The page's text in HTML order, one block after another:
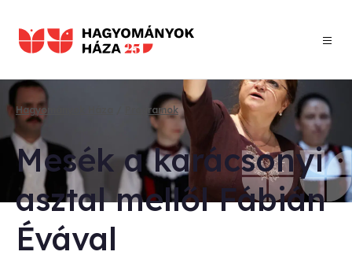
tartalomra
Morzsa
Hagyományok Háza Programok
Me­sék a ka­rá­cso­nyi
asz­tal mel­lől Fá­bi­án
Évá­val